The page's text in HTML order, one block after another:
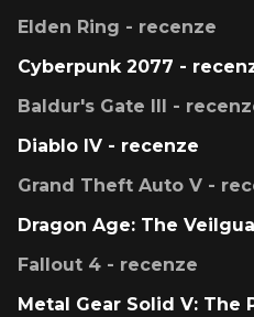
Elden Ring - recenze
Cyberpunk 2077 -
Baldur's Gate III -
Diablo IV - recenze
Grand Theft Auto V -
Dragon Age: The
Fallout 4 - recenze
Metal Gear Solid V: The